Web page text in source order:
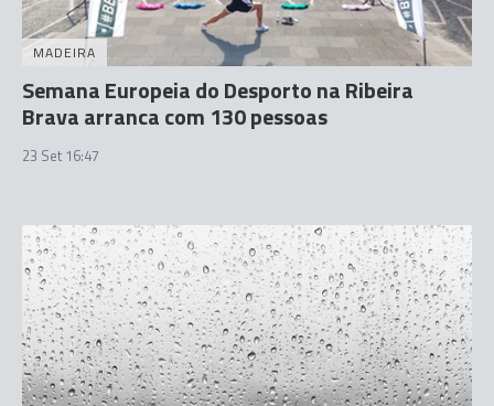
MADEIRA
Semana Europeia do Desporto na Ribeira
Brava arranca com 130 pessoas
23 Set 16:47